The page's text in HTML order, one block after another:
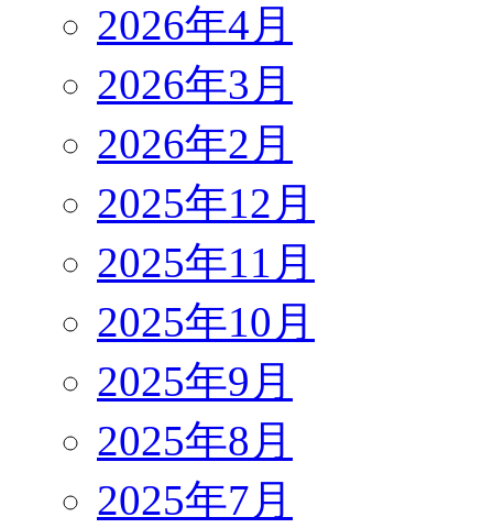
2026年4月
2026年3月
2026年2月
2025年12月
2025年11月
2025年10月
2025年9月
2025年8月
2025年7月